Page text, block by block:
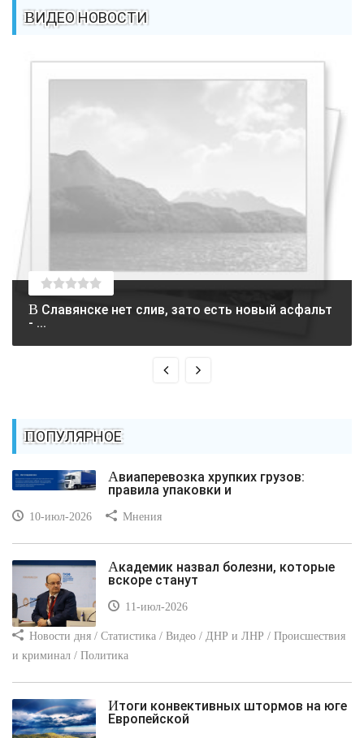
ВИДЕО НОВОСТИ
В Славянске нет слив, зато есть новый асфальт
- ...
ПОПУЛЯРНОЕ
Авиаперевозка хрупких грузов:
правила упаковки и
10-июл-2026 Мнения
Академик назвал болезни, которые
вскоре станут
11-июл-2026
Новости дня / Статистика / Видео / ДНР и ЛНР / Происшествия
и криминал / Политика
Итоги конвективных штормов на юге
Европейской